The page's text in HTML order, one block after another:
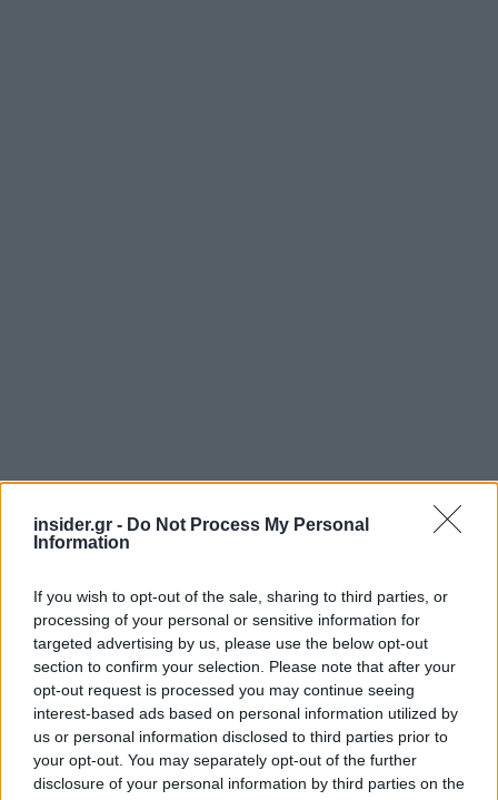
insider.gr - Do Not Process My Personal
Information
If you wish to opt-out of the sale, sharing to third parties, or
processing of your personal or sensitive information for
targeted advertising by us, please use the below opt-out
section to confirm your selection. Please note that after your
opt-out request is processed you may continue seeing
interest-based ads based on personal information utilized by
us or personal information disclosed to third parties prior to
your opt-out. You may separately opt-out of the further
disclosure of your personal information by third parties on the
πρώτοι όλες τιςειδήσειςαπό την Ελλάδα και τον κόσμο.